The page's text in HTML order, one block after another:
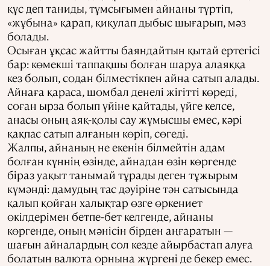
құс деп таниды, тұмсығымен айнаны түртіп,
«жұбына» қарап, қиқулап дыбыс шығарып, мәз
болады.
Осыған ұқсас жайтты баяндайтын қытай ертегісі
бар: көмекші таппақшы болған шаруа алаяққа
кез болып, содан білместікпен айна сатып алады.
Айнаға қараса, шомбал денелі жігітті көреді,
соған ырза болып үйіне қайтады, үйге келсе,
анасы оның аяқ-қолы сау жұмысшы емес, кәрі
қақпас сатып алғанын көріп, сөгеді.
Жалпы, айнаның не екенін білмейтін адам
болған күннің өзінде, айнадан өзін көргенде
біраз уақыт танымай тұрады деген тұжырым
күмәнді: дамудың тас дәуіріне тән сатысында
қалып қойған халықтар өзге өркениет
өкілдерімен бетпе-бет келгенде, айнаны
көргенде, оның мәнісін бірден аңғаратын —
шағын айналардың сол кезде айырбастап алуға
болатын валюта орнына жүргені де бекер емес.